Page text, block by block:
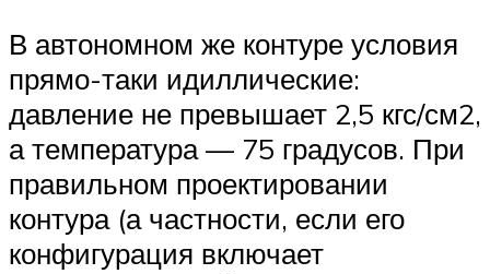
В автономном же контуре условия
прямо-таки идиллические:
давление не превышает 2,5 кгс/см2,
а температура — 75 градусов. При
правильном проектировании
контура (а частности, если его
конфигурация включает